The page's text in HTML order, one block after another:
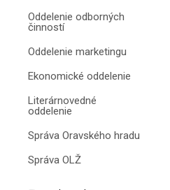
Oddelenie odborných
činností
Oddelenie marketingu
Ekonomické oddelenie
Literárnovedné
oddelenie
Správa Oravského hradu
Správa OLŽ